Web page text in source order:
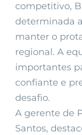
competitivo,
determinada
manter o
regional. A
importantes
confiante e
desafio.
A gerente de
Santos,